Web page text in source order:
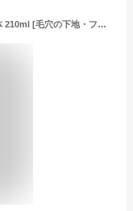
ビオレ Bioré 泡クリームメイク落とし 本体 210ml [毛穴の下地・ファンデをしっかり落とす][オイルフリー][W洗顔不要] クレンジング